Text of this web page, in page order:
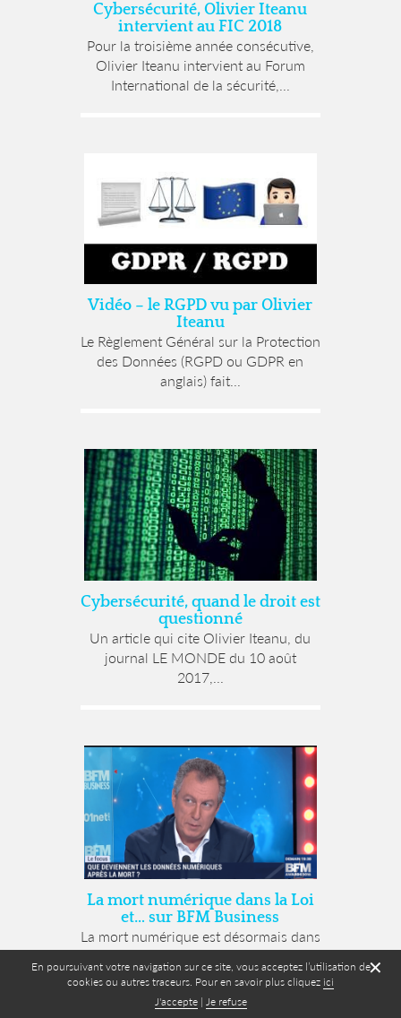
✕
En poursuivant votre navigation sur ce site, vous acceptez l’utilisation de
cookies ou autres traceurs. Pour en savoir plus cliquez ici
J'accepte| Je refuse
Cybersécurité, Olivier Iteanu
intervient au FIC 2018
Pour la troisième année consécutive,
Olivier Iteanu intervient au Forum
International de la sécurité,...
Vidéo – le RGPD vu par Olivier
Iteanu
Le Règlement Général sur la Protection
des Données (RGPD ou GDPR en
anglais) fait...
Cybersécurité, quand le droit est
questionné
Un article qui cite Olivier Iteanu, du
journal LE MONDE du 10 août
2017,...
La mort numérique dans la Loi
et… sur BFM Business
La mort numérique est désormais dans
République...